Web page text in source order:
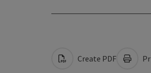
Create PDF